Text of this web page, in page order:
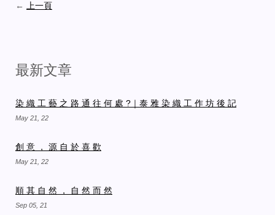
← 上一頁
最新文章
染 織 工 藝 之 路 通 往 何 處 ?｜泰 雅 染 織 工 作 坊 後 記
May 21, 22
創 意 ， 源 自 於 喜 歡
May 21, 22
順 其 自 然 ， 自 然 而 然
Sep 05, 21